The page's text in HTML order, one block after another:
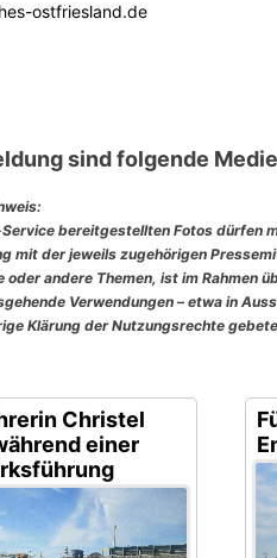
ostfriesland.de
sind folgende
bereitgestellten Fotos dürfen
mit der jeweils zugehörigen
andere Themen, ist im Rahmen
Verwendungen – etwa in
Klärung der Nutzungsrechte
Christel
einer